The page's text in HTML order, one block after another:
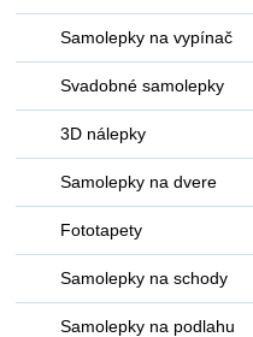
Samolepky na vypínač
Svadobné samolepky
3D nálepky
Samolepky na dvere
Fototapety
Samolepky na schody
Samolepky na podlahu